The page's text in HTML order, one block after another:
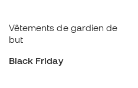
Vêtements de gardien de
but
Black Friday